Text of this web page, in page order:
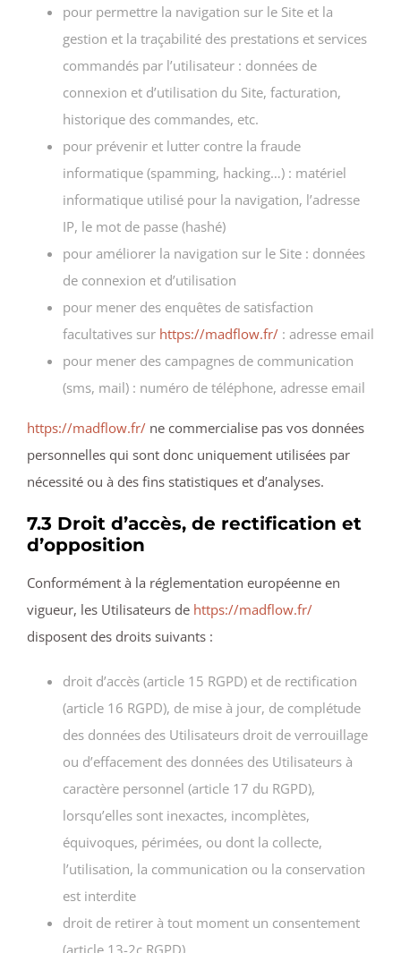
pour permettre la navigation sur le Site et la
gestion et la traçabilité des prestations et services
commandés par l’utilisateur : données de
connexion et d’utilisation du Site, facturation,
historique des commandes, etc.
pour prévenir et lutter contre la fraude
informatique (spamming, hacking…) : matériel
informatique utilisé pour la navigation, l’adresse
IP, le mot de passe (hashé)
pour améliorer la navigation sur le Site : données
de connexion et d’utilisation
pour mener des enquêtes de satisfaction
facultatives sur https://madflow.fr/: adresse email
pour mener des campagnes de communication
(sms, mail) : numéro de téléphone, adresse email
https://madflow.fr/ne commercialise pas vos données
personnelles qui sont donc uniquement utilisées par
nécessité ou à des fins statistiques et d’analyses.
7.3 Droit d’accès, de rectification et
d’opposition
Conformément à la réglementation européenne en
vigueur, les Utilisateurs de https://madflow.fr/
disposent des droits suivants :
droit d’accès (article 15 RGPD) et de rectification
(article 16 RGPD), de mise à jour, de complétude
des données des Utilisateurs droit de verrouillage
ou d’effacement des données des Utilisateurs à
caractère personnel (article 17 du RGPD),
lorsqu’elles sont inexactes, incomplètes,
équivoques, périmées, ou dont la collecte,
l’utilisation, la communication ou la conservation
est interdite
droit de retirer à tout moment un consentement